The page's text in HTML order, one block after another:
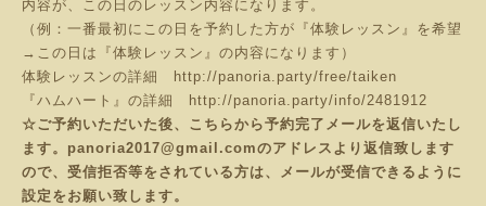
内容が、この日のレッスン内容になります。
（例：一番最初にこの日を予約した方が『体験レッスン』を希望
→この日は『体験レッスン』の内容になります）
体験レッスンの詳細
http://panoria.party/free/taiken
『ハムハート』の詳細
http://panoria.party/info/2481912
☆ご予約いただいた後、こちらから予約完了メールを返信いたし
ます。panoria2017@gmail.comのアドレスより返信致します
ので、受信拒否等をされている方は、メールが受信できるように
設定をお願い致します。